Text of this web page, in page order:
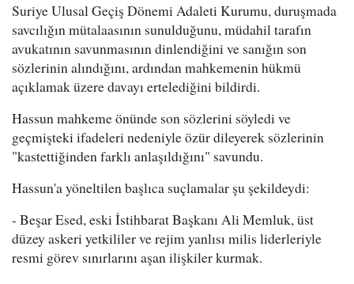
Suriye Ulusal Geçiş Dönemi Adaleti Kurumu, duruşmada
savcılığın mütalaasının sunulduğunu, müdahil tarafın
avukatının savunmasının dinlendiğini ve sanığın son
sözlerinin alındığını, ardından mahkemenin hükmü
açıklamak üzere davayı ertelediğini bildirdi.
Hassun mahkeme önünde son sözlerini söyledi ve
geçmişteki ifadeleri nedeniyle özür dileyerek sözlerinin
"kastettiğinden farklı anlaşıldığını" savundu.
Hassun'a yöneltilen başlıca suçlamalar şu şekildeydi:
- Beşar Esed, eski İstihbarat Başkanı Ali Memluk, üst
düzey askeri yetkililer ve rejim yanlısı milis liderleriyle
resmi görev sınırlarını aşan ilişkiler kurmak.